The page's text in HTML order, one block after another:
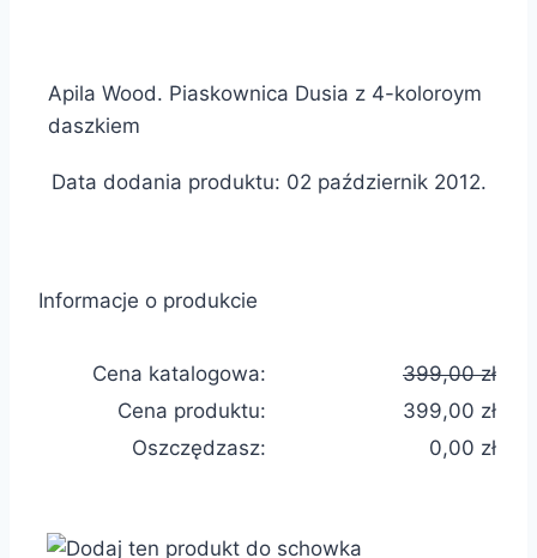
Apila Wood. Piaskownica Dusia z 4-koloroym
daszkiem
Data dodania produktu: 02 październik 2012.
Informacje o produkcie
Cena katalogowa:
399,00 zł
Cena produktu:
399,00 zł
Oszczędzasz:
0,00 zł